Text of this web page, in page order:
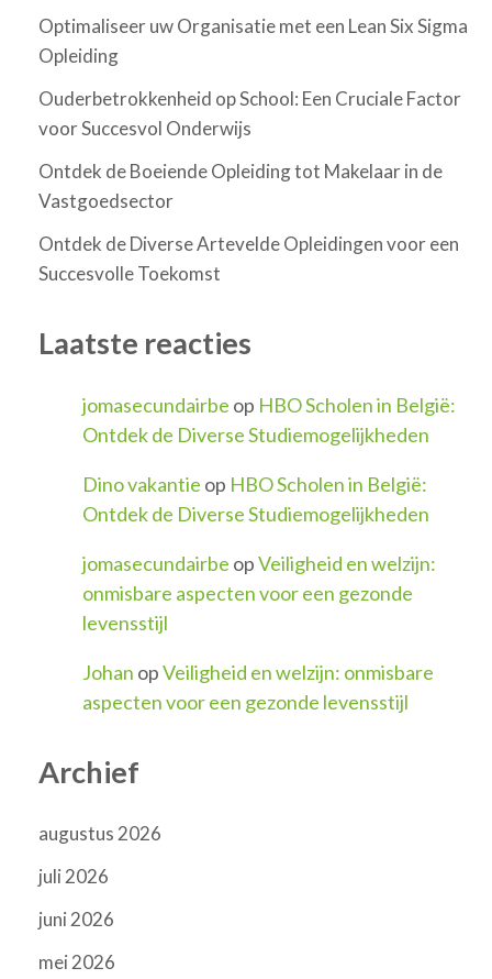
Optimaliseer uw Organisatie met een Lean Six Sigma
Opleiding
Ouderbetrokkenheid op School: Een Cruciale Factor
voor Succesvol Onderwijs
Ontdek de Boeiende Opleiding tot Makelaar in de
Vastgoedsector
Ontdek de Diverse Artevelde Opleidingen voor een
Succesvolle Toekomst
Laatste reacties
jomasecundairbe op HBO Scholen in België:
Ontdek de Diverse Studiemogelijkheden
Dino vakantie op HBO Scholen in België:
Ontdek de Diverse Studiemogelijkheden
jomasecundairbe opVeiligheid en welzijn:
onmisbare aspecten voor een gezonde
levensstijl
Johan opVeiligheid en welzijn: onmisbare
aspecten voor een gezonde levensstijl
Archief
augustus 2026
juli 2026
juni 2026
mei 2026